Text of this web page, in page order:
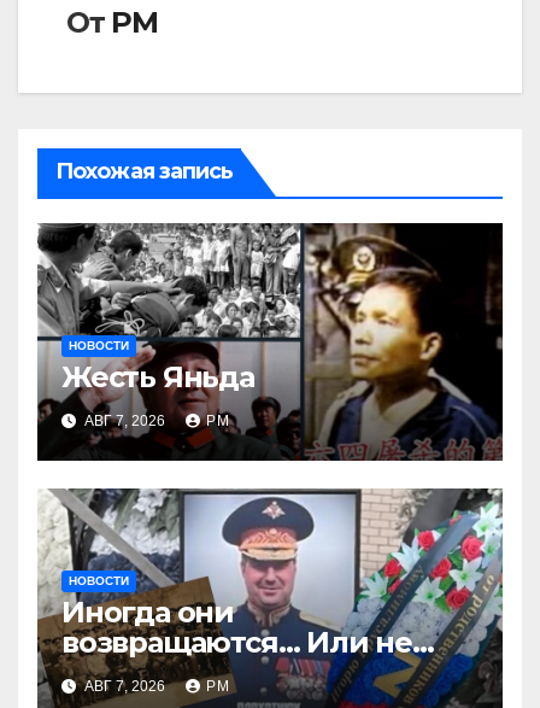
От РМ
Похожая запись
НОВОСТИ
Жесть Яньда
АВГ 7, 2026 РМ
НОВОСТИ
Иногда они
возвращаются… Или не
возвращаются
АВГ 7, 2026 РМ